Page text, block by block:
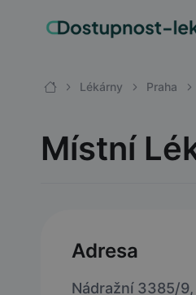
Lékárny Praha
Místní
Adresa
Nádražní 3385/